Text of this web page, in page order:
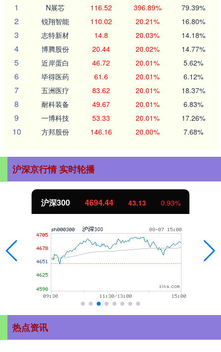
1
N展芯 116.52 396.89% 79.39%
2 锐翔智能 110.02 20.21% 16.80%
3 志特新材 14.8 20.03% 14.18%
4 博腾股份 20.44 20.02% 14.77%
5 近岸蛋白 46.72 20.01% 5.62%
6 毕得医药 61.6 20.01% 6.12%
7 五洲医疗 83.62 20.01% 18.37%
8 耐科装备 49.67 20.01% 6.83%
9 一博科技 53.33 20.01% 17.26%
10 方邦股份 146.16 20.00% 7.68%
沪深京行情 实时轮播
沪深300 4694.44 43.13 0.93%
热点资讯